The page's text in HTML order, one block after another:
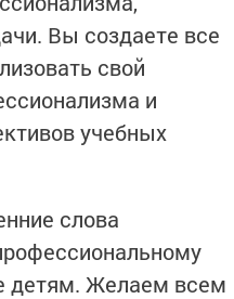
Вы создаете все
свой
и
учебных
слова
детям. Желаем всем